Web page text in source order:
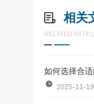
相关
RELATED
2025-11-19